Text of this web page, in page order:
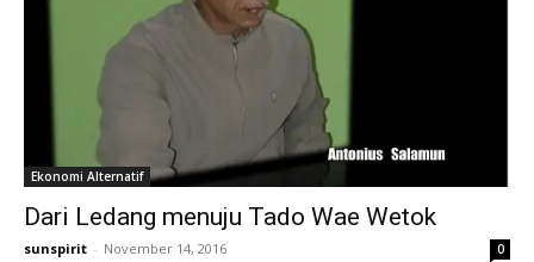
Ekonomi Alternatif
Dari Ledang menuju Tado Wae Wetok
sunspirit - November 14, 2016 0